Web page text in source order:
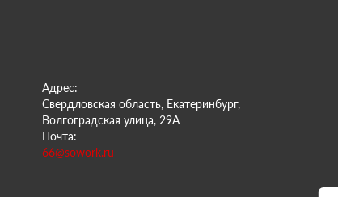
Адрес:
Свердловская область, Екатеринбург,
Волгоградская улица, 29А
Почта:
66@sowork.ru